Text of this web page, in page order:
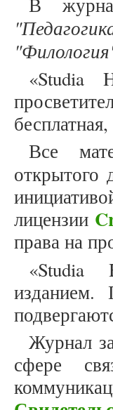
В
«Studia
Все
открытого
лицензии
права на
«Studia
изданием.
Журнал
сфере